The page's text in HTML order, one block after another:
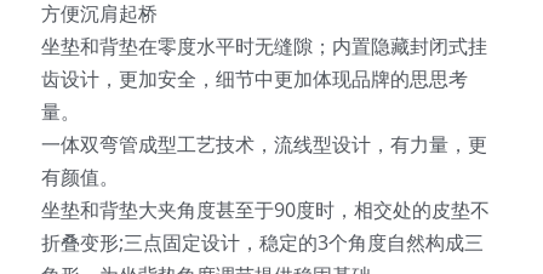
方便沉肩起桥
坐垫和背垫在零度水平时无缝隙；内置隐藏封闭式挂
齿设计，更加安全，细节中更加体现品牌的思思考
量。
一体双弯管成型工艺技术，流线型设计，有力量，更
有颜值。
坐垫和背垫大夹角度甚至于90度时，相交处的皮垫不
折叠变形;三点固定设计，稳定的3个角度自然构成三